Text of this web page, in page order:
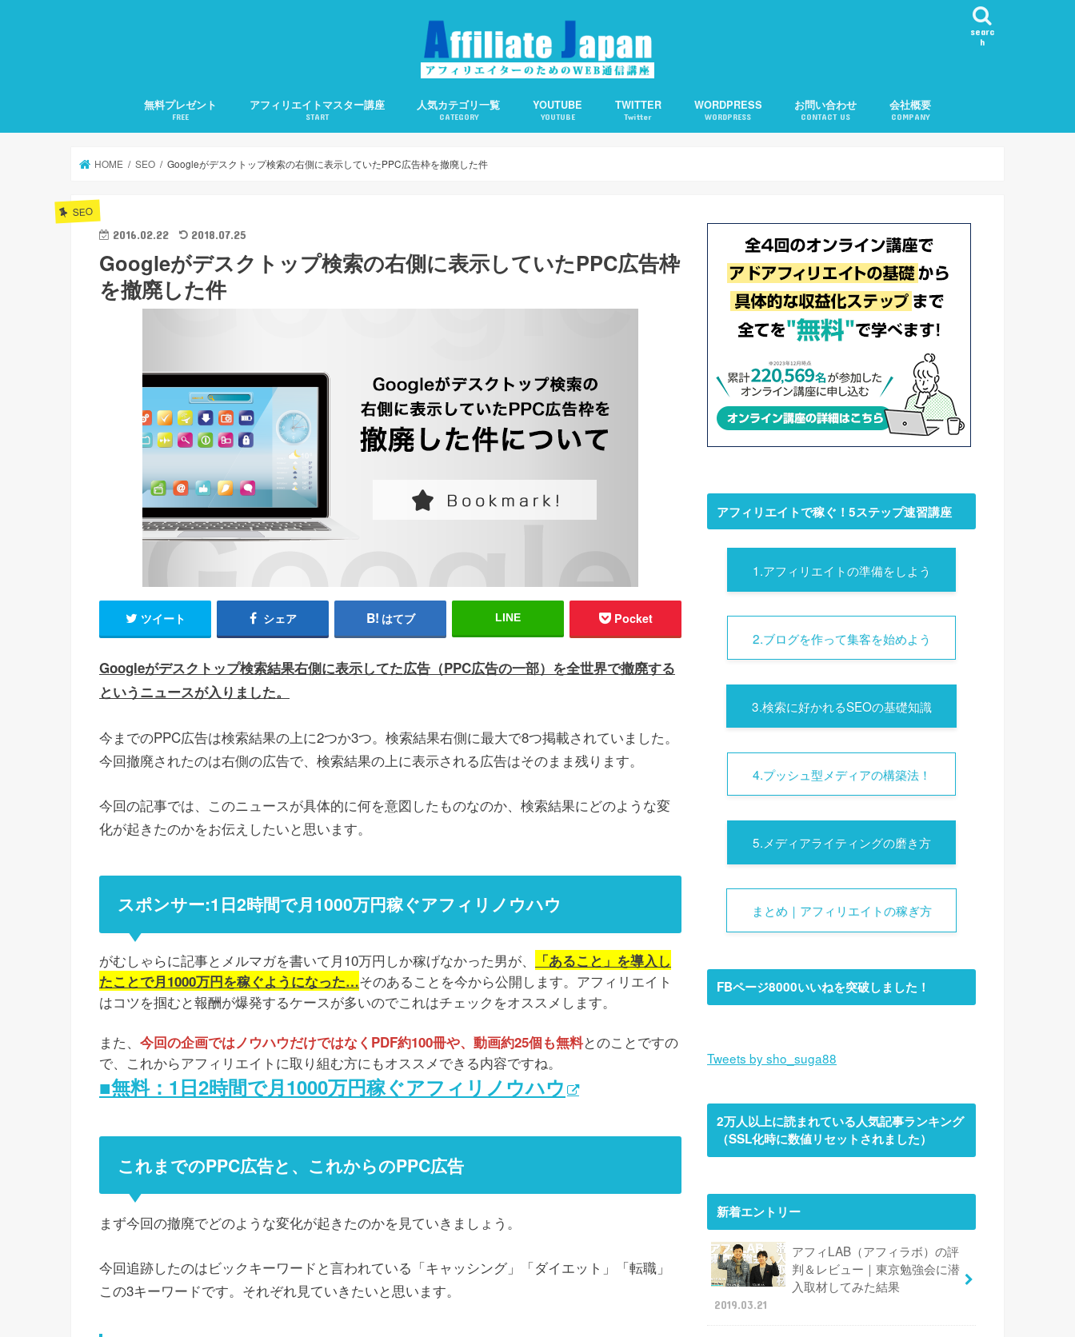
searc
h
無料プレゼント
FREE
アフィリエイトマスター講座
START
人気カテゴリ一覧
CATEGORY
YOUTUBE
YOUTUBE
TWITTER
Twitter
WORDPRESS
WORDPRESS
お問い合わせ
CONTACT US
会社概要
COMPANY
HOME SEO Googleがデスクトップ検索の右側に表示していたPPC広告枠を撤廃した件
SEO
2016.02.22 2018.07.25
Googleがデスクトップ検索の右側に表示していたPPC広告枠
を撤廃した件
ツイート シェア はてブ LINE Pocket
Googleがデスクトップ検索結果右側に表示してた広告（PPC広告の一部）を全世界で撤廃する
というニュースが入りました。
今までのPPC広告は検索結果の上に2つか3つ。検索結果右側に最大で8つ掲載されていました。
今回撤廃されたのは右側の広告で、検索結果の上に表示される広告はそのまま残ります。
今回の記事では、このニュースが具体的に何を意図したものなのか、検索結果にどのような変
化が起きたのかをお伝えしたいと思います。
スポンサー:1日2時間で月1000万円稼ぐアフィリノウハウ
がむしゃらに記事とメルマガを書いて月10万円しか稼げなかった男が、
「あること」を導入し
たことで月1000万円を稼ぐようになった…そのあることを今から公開します。アフィリエイト
はコツを掴むと報酬が爆発するケースが多いのでこれはチェックをオススメします。
また、 今回の企画ではノウハウだけではなくPDF約100冊や、動画約25個も無料とのことですの
で、これからアフィリエイトに取り組む方にもオススメできる内容ですね。
■無料：1日2時間で月1000万円稼ぐアフィリノウハウ
これまでのPPC広告と、これからのPPC広告
まず今回の撤廃でどのような変化が起きたのかを見ていきましょう。
今回追跡したのはビックキーワードと言われている「キャッシング」「ダイエット」「転職」
この3キーワードです。それぞれ見ていきたいと思います。
アフィリエイトで稼ぐ！5ステップ速習講座
1.アフィリエイトの準備をしよう
2.ブログを作って集客を始めよう
3.検索に好かれるSEOの基礎知識
4.プッシュ型メディアの構築法！
5.メディアライティングの磨き方
まとめ｜アフィリエイトの稼ぎ方
FBページ8000いいねを突破しました！
Tweets by sho_suga88
2万人以上に読まれている人気記事ランキング
（SSL化時に数値リセットされました）
新着エントリー
アフィLAB（アフィラボ）の評
判＆レビュー｜東京勉強会に潜
入取材してみた結果
2019.03.21